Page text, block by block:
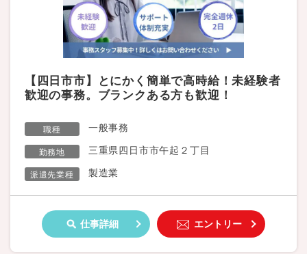
【四日市市】とにかく簡単で高時給！未経験者
歓迎の事務。ブランクある方も歓迎！
職種 一般事務
勤務地 三重県四日市市午起２丁目
派遣先業種 製造業
仕事詳細 エントリー